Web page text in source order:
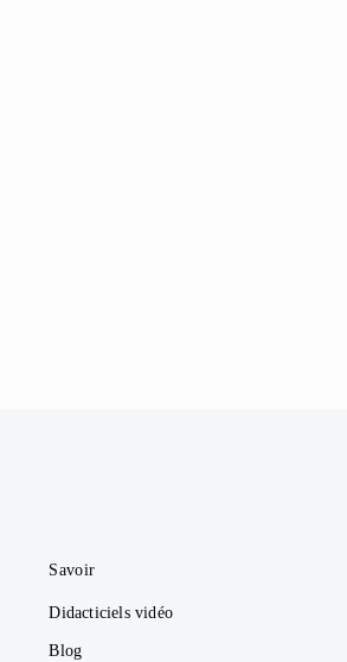
Savoir
Didacticiels vidéo
Blog